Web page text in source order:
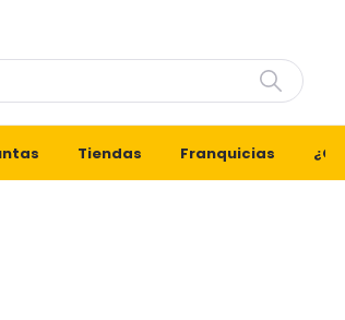
Tiendas Franquicias